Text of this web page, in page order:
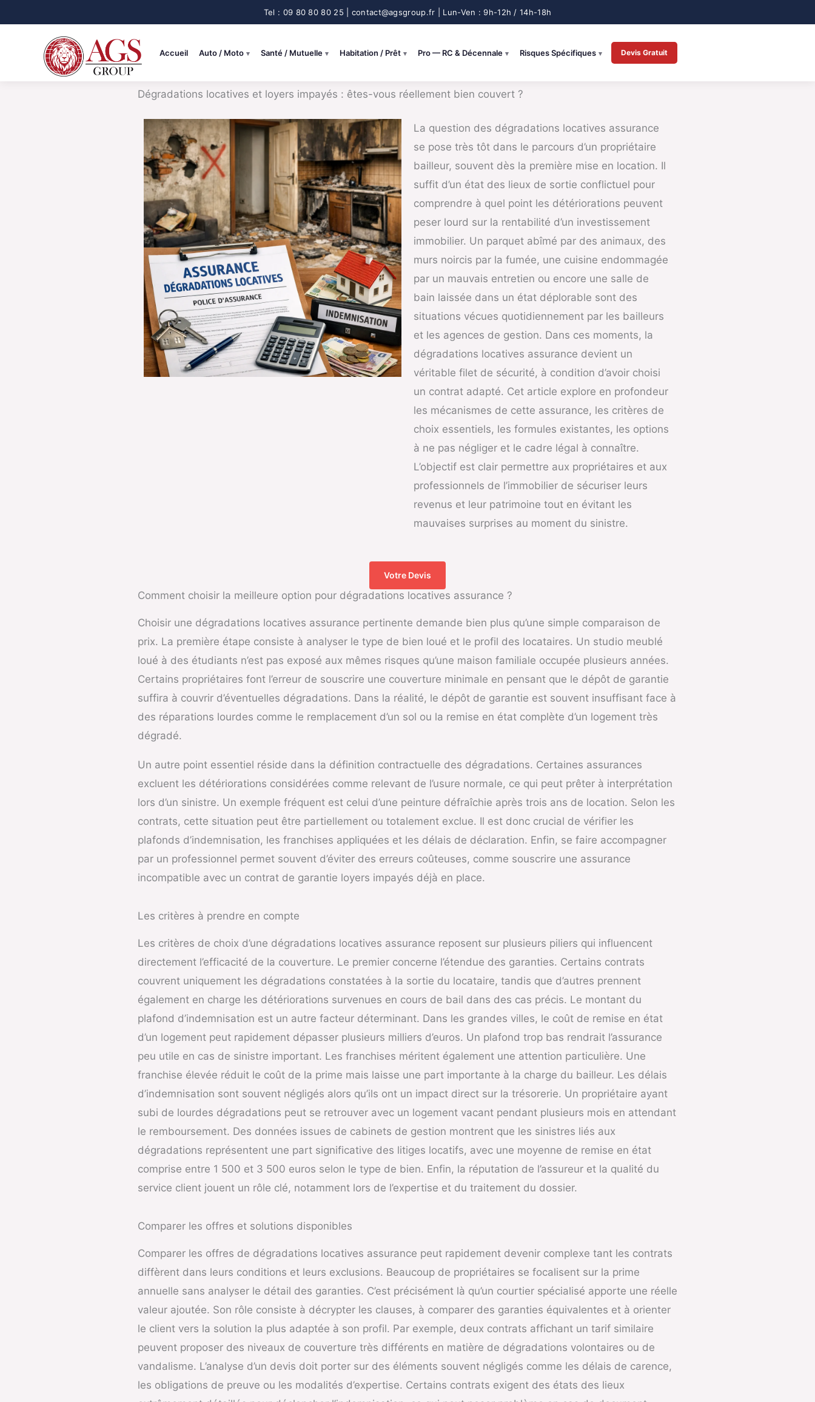
au
Accueil Auto / Moto Santé / Mutuelle Habitation / Prêt Pro — RC & Décennale Risques Spécifiques Devis Gratuit
Dégradations locatives et loyers impayés : êtes-vous réellement bien couvert ?
La question des dégradations locatives assurance
se pose très tôt dans le parcours d’un propriétaire
bailleur, souvent dès la première mise en location. Il
suffit d’un état des lieux de sortie conflictuel pour
comprendre à quel point les détériorations peuvent
peser lourd sur la rentabilité d’un investissement
immobilier. Un parquet abîmé par des animaux, des
murs noircis par la fumée, une cuisine endommagée
par un mauvais entretien ou encore une salle de
bain laissée dans un état déplorable sont des
situations vécues quotidiennement par les bailleurs
et les agences de gestion. Dans ces moments, la
dégradations locatives assurance devient un
véritable filet de sécurité, à condition d’avoir choisi
un contrat adapté. Cet article explore en profondeur
les mécanismes de cette assurance, les critères de
choix essentiels, les formules existantes, les options
à ne pas négliger et le cadre légal à connaître.
L’objectif est clair permettre aux propriétaires et aux
professionnels de l’immobilier de sécuriser leurs
revenus et leur patrimoine tout en évitant les
mauvaises surprises au moment du sinistre.
Votre Devis
Comment choisir la meilleure option pour dégradations locatives assurance ?
Choisir une dégradations locatives assurance pertinente demande bien plus qu’une simple comparaison de
prix. La première étape consiste à analyser le type de bien loué et le profil des locataires. Un studio meublé
loué à des étudiants n’est pas exposé aux mêmes risques qu’une maison familiale occupée plusieurs années.
Certains propriétaires font l’erreur de souscrire une couverture minimale en pensant que le dépôt de garantie
suffira à couvrir d’éventuelles dégradations. Dans la réalité, le dépôt de garantie est souvent insuffisant face à
des réparations lourdes comme le remplacement d’un sol ou la remise en état complète d’un logement très
dégradé.
Un autre point essentiel réside dans la définition contractuelle des dégradations. Certaines assurances
excluent les détériorations considérées comme relevant de l’usure normale, ce qui peut prêter à interprétation
lors d’un sinistre. Un exemple fréquent est celui d’une peinture défraîchie après trois ans de location. Selon les
contrats, cette situation peut être partiellement ou totalement exclue. Il est donc crucial de vérifier les
plafonds d’indemnisation, les franchises appliquées et les délais de déclaration. Enfin, se faire accompagner
par un professionnel permet souvent d’éviter des erreurs coûteuses, comme souscrire une assurance
incompatible avec un contrat de garantie loyers impayés déjà en place.
Les critères à prendre en compte
Les critères de choix d’une dégradations locatives assurance reposent sur plusieurs piliers qui influencent
directement l’efficacité de la couverture. Le premier concerne l’étendue des garanties. Certains contrats
couvrent uniquement les dégradations constatées à la sortie du locataire, tandis que d’autres prennent
également en charge les détériorations survenues en cours de bail dans des cas précis. Le montant du
plafond d’indemnisation est un autre facteur déterminant. Dans les grandes villes, le coût de remise en état
d’un logement peut rapidement dépasser plusieurs milliers d’euros. Un plafond trop bas rendrait l’assurance
peu utile en cas de sinistre important. Les franchises méritent également une attention particulière. Une
franchise élevée réduit le coût de la prime mais laisse une part importante à la charge du bailleur. Les délais
d’indemnisation sont souvent négligés alors qu’ils ont un impact direct sur la trésorerie. Un propriétaire ayant
subi de lourdes dégradations peut se retrouver avec un logement vacant pendant plusieurs mois en attendant
le remboursement. Des données issues de cabinets de gestion montrent que les sinistres liés aux
dégradations représentent une part significative des litiges locatifs, avec une moyenne de remise en état
comprise entre 1 500 et 3 500 euros selon le type de bien. Enfin, la réputation de l’assureur et la qualité du
service client jouent un rôle clé, notamment lors de l’expertise et du traitement du dossier.
Comparer les offres et solutions disponibles
Comparer les offres de dégradations locatives assurance peut rapidement devenir complexe tant les contrats
diffèrent dans leurs conditions et leurs exclusions. Beaucoup de propriétaires se focalisent sur la prime
annuelle sans analyser le détail des garanties. C’est précisément là qu’un courtier spécialisé apporte une réelle
valeur ajoutée. Son rôle consiste à décrypter les clauses, à comparer des garanties équivalentes et à orienter
le client vers la solution la plus adaptée à son profil. Par exemple, deux contrats affichant un tarif similaire
peuvent proposer des niveaux de couverture très différents en matière de dégradations volontaires ou de
vandalisme. L’analyse d’un devis doit porter sur des éléments souvent négligés comme les délais de carence,
les obligations de preuve ou les modalités d’expertise. Certains contrats exigent des états des lieux